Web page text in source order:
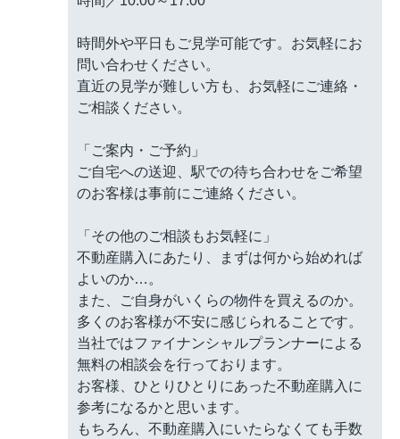
時間外や平日もご見学可能です。お気軽にお
問い合わせください。
直近の見学が難しい方も、お気軽にご連絡・
ご相談ください。
「ご案内・ご予約」
ご自宅への送迎、駅での待ち合わせをご希望
のお客様は事前にご連絡ください。
「その他のご相談もお気軽に」
不動産購入にあたり、まずは何から始めれば
よいのか…。
また、ご自身がいくらの物件を買えるのか。
多くのお客様が不安に感じられることです。
当社ではファイナンシャルプランナーによる
無料の相談会を行っております。
お客様、ひとりひとりにあった不動産購入に
参考になるかと思います。
もちろん、不動産購入にいたらなくても手数